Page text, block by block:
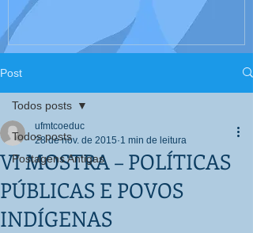
Post
Todos posts
Postagens Antigas
Todos posts
VI MOSTRA – POLÍTICAS
PÚBLICAS E POVOS
INDÍGENAS
ufmtcoeduc
28 de nov. de 2015 1 min de leitura